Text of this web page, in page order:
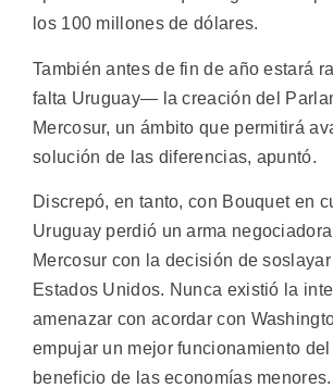
los 100 millones de dólares.
También antes de fin de año estará
falta Uruguay— la creación del
Mercosur, un ámbito que permitirá
solución de las diferencias, apuntó.
Discrepó, en tanto, con Bouquet en
Uruguay perdió un arma negociadora
Mercosur con la decisión de
Estados Unidos. Nunca existió la
amenazar con acordar con
empujar un mejor funcionamiento
beneficio de las economías menores.